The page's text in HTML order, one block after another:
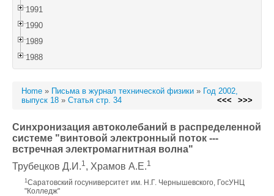
1991
1990
1989
1988
Home » Письма в журнал технической физики » Год 2002,
выпуск 18 » Статья стр. 34 <<< >>>
Синхронизация автоколебаний в распределенной
системе "винтовой электронный поток ---
встречная электромагнитная волна"
Трубецков Д.И.1, Храмов А.Е.1
1 Саратовский госуниверситет им. Н.Г. Чернышевского, ГосУНЦ
"Колледж"